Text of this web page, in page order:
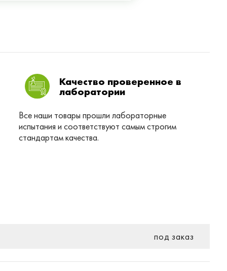
Качество проверенное в
лаборатории
Все наши товары прошли лабораторные
испытания и соответствуют самым строгим
стандартам качества.
под заказ